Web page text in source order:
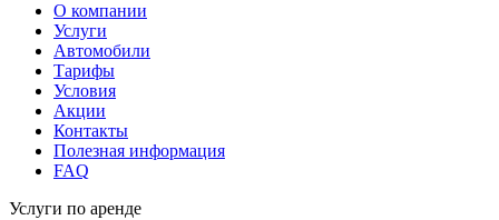
О компании
Услуги
Автомобили
Тарифы
Условия
Акции
Контакты
Полезная информация
FAQ
Услуги по аренде